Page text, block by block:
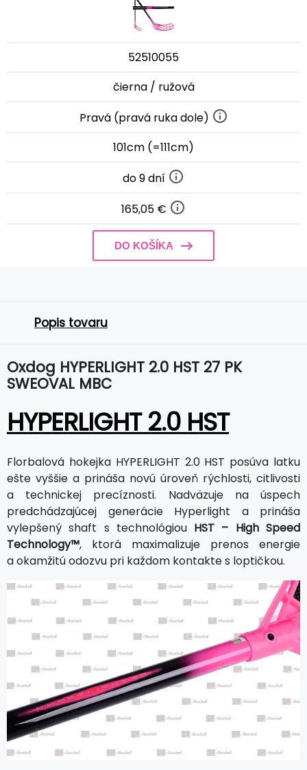
52510055
čierna / ružová
Pravá (pravá ruka dole)
101cm (=111cm)
do 9 dní
165,05 €
DO KOŠÍKA
Popis tovaru
Oxdog HYPERLIGHT 2.0 HST 27 PK
SWEOVAL MBC
HYPERLIGHT 2.0 HST
Florbalová hokejka HYPERLIGHT 2.0 HST posúva latku
ešte vyššie a prináša novú úroveň rýchlosti, citlivosti
a technickej precíznosti. Nadväzuje na úspech
predchádzajúcej generácie Hyperlight a prináša
vylepšený shaft s technológiou HST – High Speed
Technology™, ktorá maximalizuje prenos energie
a okamžitú odozvu pri každom kontakte s loptičkou.